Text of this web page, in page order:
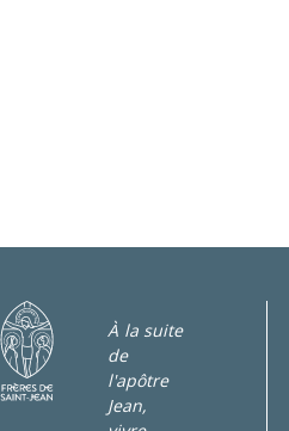
À la suite
de
l'apôtre
Jean,